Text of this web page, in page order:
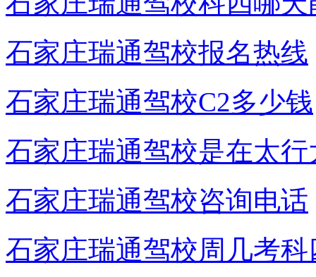
石家庄瑞通驾校报名热线
石家庄瑞通驾校C2多少钱
石家庄瑞通驾校是在太
石家庄瑞通驾校咨询电话
石家庄瑞通驾校周几考科